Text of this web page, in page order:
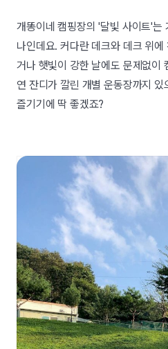
개똥이네 캠핑장의 '달빛 사이트'는
나인데요. 커다란 데크와 데크 위
거나 햇빛이 강한 날에도 문제없이
연 잔디가 깔린 개별 운동장까지 있
즐기기에 딱 좋겠죠?